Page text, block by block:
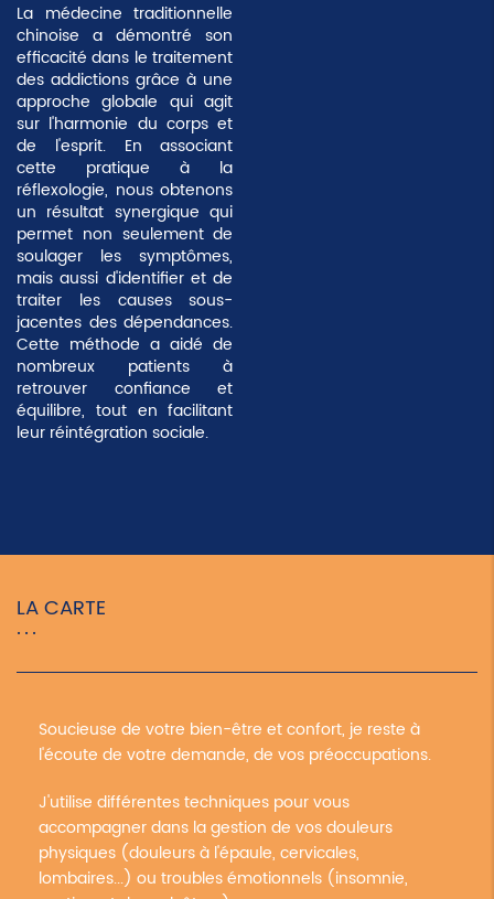
La médecine traditionnelle
chinoise a démontré son
efficacité dans le traitement
des addictions grâce à une
approche globale qui agit
sur l'harmonie du corps et
de l'esprit. En associant
cette pratique à la
réflexologie, nous obtenons
un résultat synergique qui
permet non seulement de
soulager les symptômes,
mais aussi d'identifier et de
traiter les causes sous-
jacentes des dépendances.
Cette méthode a aidé de
nombreux patients à
retrouver confiance et
équilibre, tout en facilitant
leur réintégration sociale.
LA CARTE
Soucieuse de votre bien-être et confort, je reste à
l'écoute de votre demande, de vos préoccupations.
J'utilise différentes techniques pour vous
accompagner dans la gestion de vos douleurs
physiques (douleurs à l'épaule, cervicales,
lombaires...) ou troubles émotionnels (insomnie,